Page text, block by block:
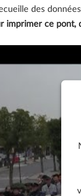
des
imprimer ce